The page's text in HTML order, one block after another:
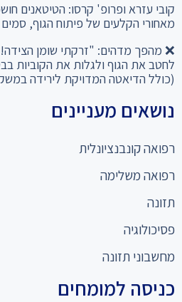
קובי עזרא ופרופ' קרסו: הטיטאנים
מאחורי הקלעים של פיתוח הגוף, סמים
❌ מהפך מדהים: "זרקתי שומן
(כולל הדיאטה המדויקת לירידה
נושאים מעניינים
רפואה קונבנציונלית
רפואה משלימה
תזונה
פסיכולוגיה
מחשבוני תזונה
כניסה למומחים